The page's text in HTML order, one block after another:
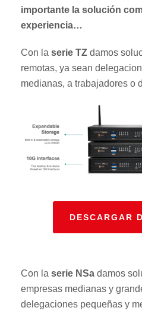
importante la solución
experiencia…
Con la serie TZ damos
remotas, ya sean
medianas, a trabajadores o
DESCARGAR
Con la serie NSa damos
empresas medianas y
delegaciones pequeñas y